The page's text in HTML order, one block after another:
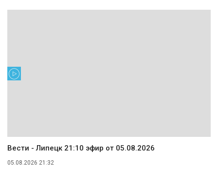
Вести - Липецк 21:10 эфир от 05.08.2026
05.08.2026 21:32